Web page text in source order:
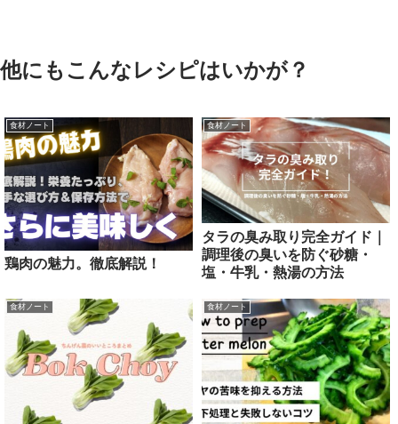
他にもこんなレシピはいかが？
食材ノート
鶏肉の魅力。徹底解説！
食材ノート
タラの臭み取り完全ガイド｜
調理後の臭いを防ぐ砂糖・
塩・牛乳・熱湯の方法
食材ノート 食材ノート